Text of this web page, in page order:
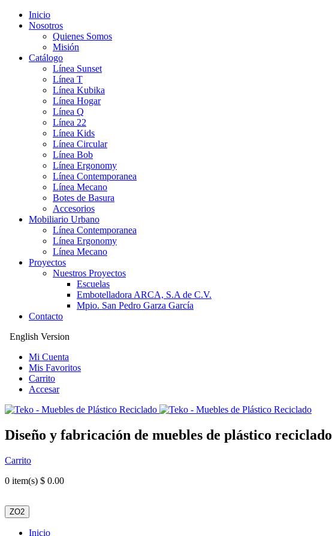
Inicio
Nosotros
Quienes Somos
Misión
Catálogo
Línea Sunset
Línea T
Línea Kubika
Línea Hogar
Línea Q
Línea 22
Línea Kids
Línea Circular
Línea Bob
Línea Ergonomy
Línea Contemporanea
Línea Mecano
Botes de Basura
Accesorios
Mobiliario Urbano
Línea Contemporanea
Línea Ergonomy
Línea Mecano
Proyectos
Nuestros Proyectos
Escuelas
Embotelladora ARCA, S.A de C.V.
Mpio. San Pedro Garza García
Contacto
English Version
Mi Cuenta
Mis Favoritos
Carrito
Accesar
Diseño y fabricación de muebles de plástico reciclado
Carrito
0 item(s) $ 0.00
ZO2
Inicio